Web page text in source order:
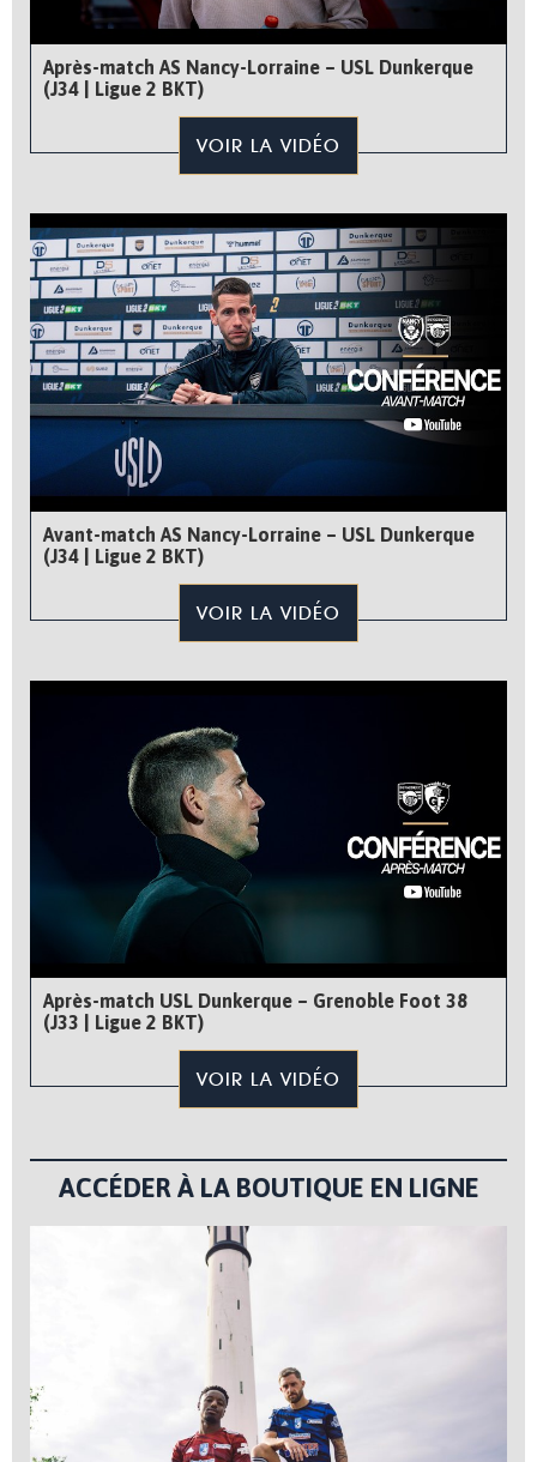
Après-match AS Nancy-Lorraine – USL Dunkerque
(J34 | Ligue 2 BKT)
VOIR LA VIDÉO
Avant-match AS Nancy-Lorraine – USL Dunkerque
(J34 | Ligue 2 BKT)
VOIR LA VIDÉO
Après-match USL Dunkerque – Grenoble Foot 38
(J33 | Ligue 2 BKT)
VOIR LA VIDÉO
ACCÉDER À LA BOUTIQUE EN LIGNE